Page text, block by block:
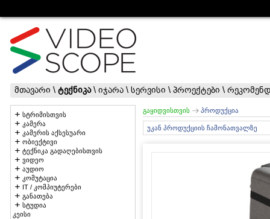
მთავარი \ ტექნიკა\ იჯარა \ სერვისი \ პროექტები \
სტრიმისთვის
კამერა
კამერის აქსესუარი
ობიექტივი
ტექნიკა გადაღებისთვის
ვიდეო
აუდიო
კომუტაცია
IT / კომპიუტერები
განათება
სტუდია
კეისი
გაყიდვისთვის პროდუქცია
უკან პროდუქციის ჩამონათვალზე